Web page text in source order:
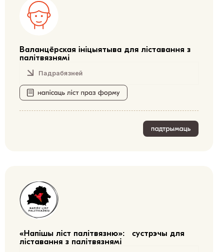
Валанцёрская ініцыятыва для ліставання з
палітвязнямі
Падрабязней
«Напішы ліст палітвязню»: сустрэчы для
ліставання з палітвязнямі